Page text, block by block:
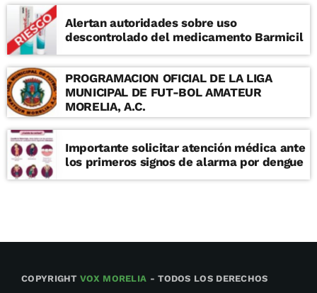
Alertan autoridades sobre uso
descontrolado del medicamento Barmicil
PROGRAMACION OFICIAL DE LA LIGA
MUNICIPAL DE FUT-BOL AMATEUR
MORELIA, A.C.
Importante solicitar atención médica ante
los primeros signos de alarma por dengue
COPYRIGHTVOX MORELIA - TODOS LOS DERECHOS